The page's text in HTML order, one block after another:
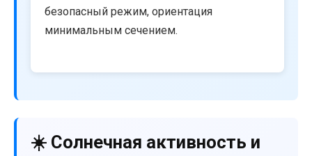
безопасный режим, ориентация
минимальным сечением.
☀️ Солнечная активность и